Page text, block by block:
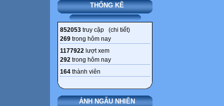
THỐNG KÊ
852053 truy cập (chi tiết)
269 trong hôm nay
1177922 lượt xem
292 trong hôm nay
164 thành viên
ẢNH NGẪU NHIÊN